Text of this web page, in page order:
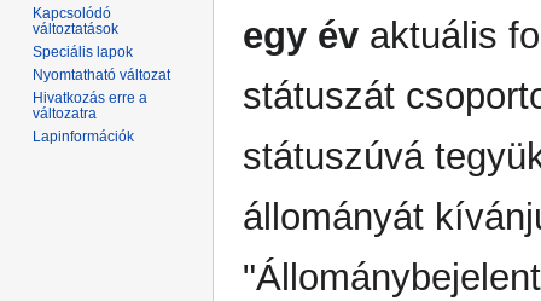
egy év aktuális
státuszát
státuszúvá
állományát
Kapcsolódó
változtatások
Speciális lapok
Nyomtatható változat
Hivatkozás erre a
változatra
Lapinformációk